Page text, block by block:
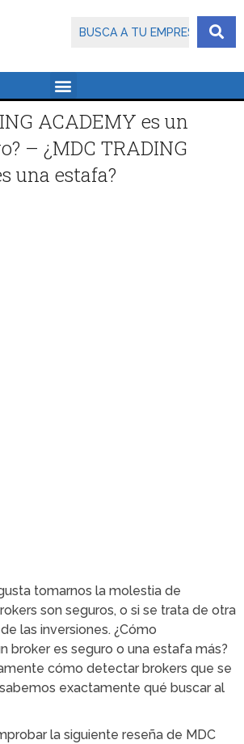
ACADEMY es un
– ¿MDC TRADING
una estafa?
tomarnos la molestia de
son seguros, o si se trata de otra
las inversiones. ¿Cómo
broker es seguro o una estafa más?
cómo detectar brokers que se
exactamente qué buscar al
la siguiente reseña de MDC